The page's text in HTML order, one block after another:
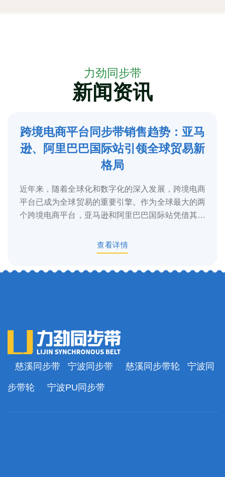
力劲同步带
新闻资讯
5
2025-3
跨境电商平台同步带销售趋势：亚马
逊、阿里巴巴国际站引领全球贸易新
格局
近年来，随着全球化和数字化的深入发展，跨境电商
平台已成为全球贸易的重要引擎。作为全球最大的两
个跨境电商平台，亚马逊和阿里巴巴国际站凭借其庞
查看详情
慈溪同步带 宁波同步带 慈溪同步带轮 宁波同
步带轮 宁波PU同步带